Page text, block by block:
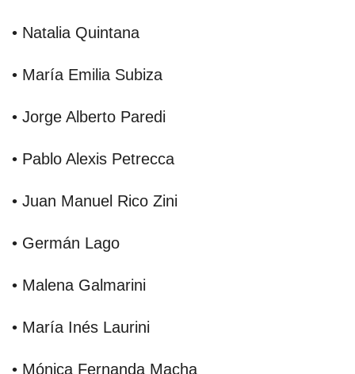
• Natalia Quintana
• María Emilia Subiza
• Jorge Alberto Paredi
• Pablo Alexis Petrecca
• Juan Manuel Rico Zini
• Germán Lago
• Malena Galmarini
• María Inés Laurini
• Mónica Fernanda Macha